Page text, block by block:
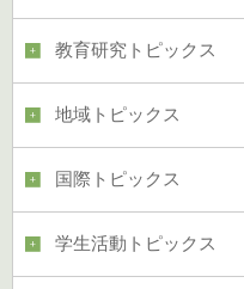
教育研究トピックス
地域トピックス
国際トピックス
学生活動トピックス